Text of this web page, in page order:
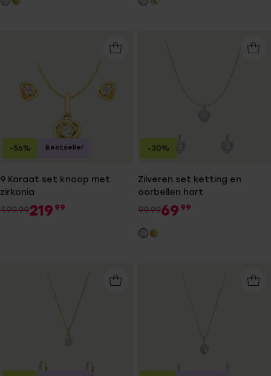
9 Karaat set knoop met
zirkonia
499.99219 99
-56% Bestseller
Zilveren set ketting en
oorbellen hart
99.9969 99
-30%